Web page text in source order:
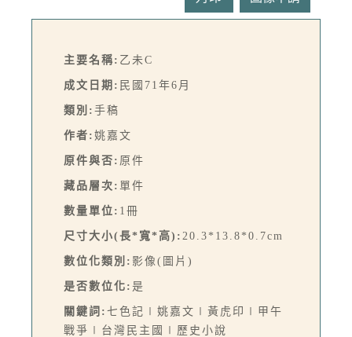
主要名稱: 乙未C
成文日期: 民國71年6月
類別: 手稿
作者: 姚嘉文
原件與否: 原件
藏品層次: 單件
數量單位: 1冊
尺寸大小(長*寬*高): 20.3*13.8*0.7cm
數位化類別: 影像(圖片)
是否數位化: 是
關鍵詞: 七色記∣姚嘉文∣黃虎印∣甲午
戰爭∣台灣民主國∣歷史小說